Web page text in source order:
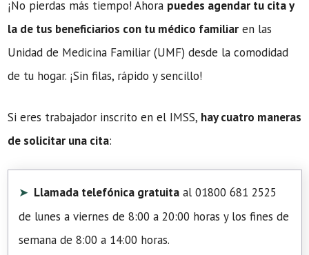
¡No pierdas más tiempo! Ahora puedes agendar tu cita y
la de tus beneficiarios con tu médico familiar en las
Unidad de Medicina Familiar (UMF) desde la comodidad
de tu hogar. ¡Sin filas, rápido y sencillo!
Si eres trabajador inscrito en el IMSS, hay cuatro maneras
de solicitar una cita:
Llamada telefónica gratuita al 01800 681 2525
de lunes a viernes de 8:00 a 20:00 horas y los fines de
semana de 8:00 a 14:00 horas.